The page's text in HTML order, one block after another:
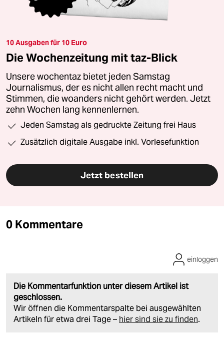
10 Ausgaben für 10 Euro
Die Wochenzeitung mit taz-Blick
Unsere wochentaz bietet jeden Samstag
Journalismus, der es nicht allen recht macht und
Stimmen, die woanders nicht gehört werden. Jetzt
zehn Wochen lang kennenlernen.
Jeden Samstag als gedruckte Zeitung frei Haus
Zusätzlich digitale Ausgabe inkl. Vorlesefunktion
Jetzt bestellen
0 Kommentare
Die Kommentarfunktion unter diesem Artikel ist
geschlossen.
Wir öffnen die Kommentarspalte bei ausgewählten
Artikeln für etwa drei Tage – hier sind sie zu finden.
einloggen